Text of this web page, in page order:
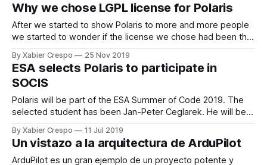
Why we chose LGPL license for Polaris
After we started to show Polaris to more and more people
we started to wonder if the license we chose had been the
LGPL.
By Xabier Crespo 25 Nov 2019
ESA selects Polaris to participate in
SOCIS
Polaris will be part of the ESA Summer of Code 2019. The
selected student has been Jan-Peter Ceglarek. He will be
from the SatNOGS network.
By Xabier Crespo 11 Jul 2019
Un vistazo a la arquitectura de ArduPilot
ArduPilot es un gran ejemplo de un proyecto potente y